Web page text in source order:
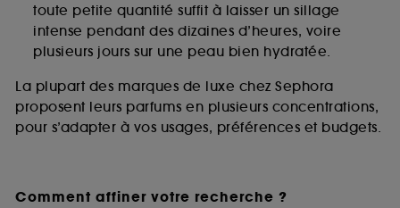
toute petite quantité suffit à laisser un sillage
intense pendant des dizaines d’heures, voire
plusieurs jours sur une peau bien hydratée.
La plupart des marques de luxe chez Sephora
proposent leurs parfums en plusieurs concentrations,
pour s’adapter à vos usages, préférences et budgets.
Comment affiner votre recherche ?